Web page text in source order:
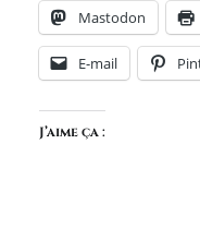
Mastodon
E-mail
J’aime ça :